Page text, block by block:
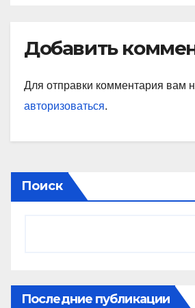
Добавить
Для отправки комментария вам
авторизоваться.
Поиск
Последние публикации